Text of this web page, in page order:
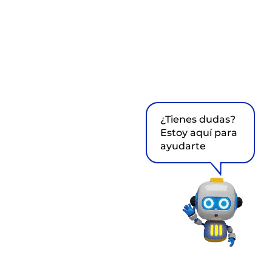
¿Tienes dudas?
Estoy aquí para
ayudarte